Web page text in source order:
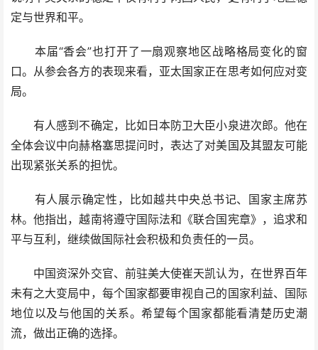
定与世界和平。
本届“香会”也打开了一扇观察地区战略格局变化的窗
口。从参会各方的表现来看，亚太国家正在思考如何应对变
局。
有人感到不确定，比如日本防卫大臣小泉进次郎。他在
全体会议中向赫格塞思提问时，表达了对美国及其盟友可能
出现紧张关系的担忧。
有人展示确定性，比如越共中央总书记、国家主席苏
林。他指出，越南将遵守国际法和《联合国宪章》，追求和
平与互利，继续做国际社会积极和负责任的一员。
中国资深外交官、前驻美大使崔天凯认为，在世界百年
未有之大变局中，每个国家都要审视自己的国家利益、国际
地位以及与他国的关系。希望每个国家都能看清楚历史潮
流，做出正确的选择。